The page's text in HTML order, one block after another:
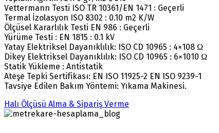
Vettermann Testi ISO TR 10361/EN 1471 : Geçerli
Termal İzolasyon ISO 8302 : 0.10 m2 K/W
Ölçüsel Kararlılık Testi EN 986 : Geçerli
Yürüme Testi : EN 1815 : 0.1 kV
Yatay Elektriksel Dayanıklılık: ISO CD 10965 : 4×108 Ω
Dikey Elektriksel Dayanıklılık: ISO CD 10965 : 6×1010 Ω
Statik Yükleme : Antistatik
Ateşe Tepki Sertifikası: EN ISO 11925-2 EN ISO 9239-1
Tavsiye Edilen Bakım Yöntemi: Yıkama Makinesi.
Halı Ölçüsü Alma & Sipariş Verme